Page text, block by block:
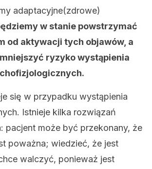
adaptacyjne(zdrowe)
w stanie powstrzymać
od aktywacji tych objawów, a
ryzyko wystąpienia
się w przypadku wystąpienia
Istnieje kilka rozwiązań
pacjent może być przekonany, że
poważna; wiedzieć, że jest
walczyć, ponieważ jest